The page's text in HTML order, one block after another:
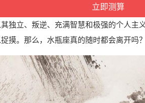
独立、叛逆、充满智慧和极强的个人主
摸。那么，水瓶座真的随时都会离开吗